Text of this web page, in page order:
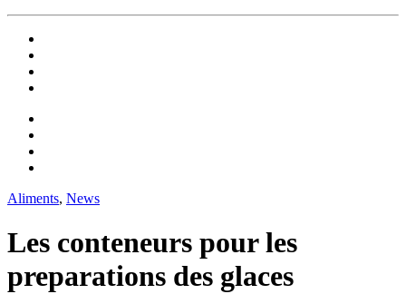
Aliments, News
Les conteneurs pour les
preparations des glaces